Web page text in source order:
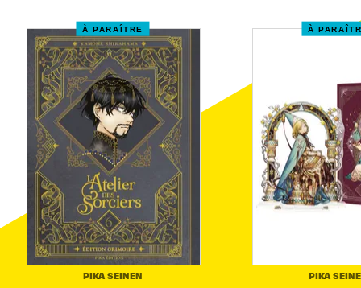
À PARAÎTRE
PIKA SEINEN
À
PIKA